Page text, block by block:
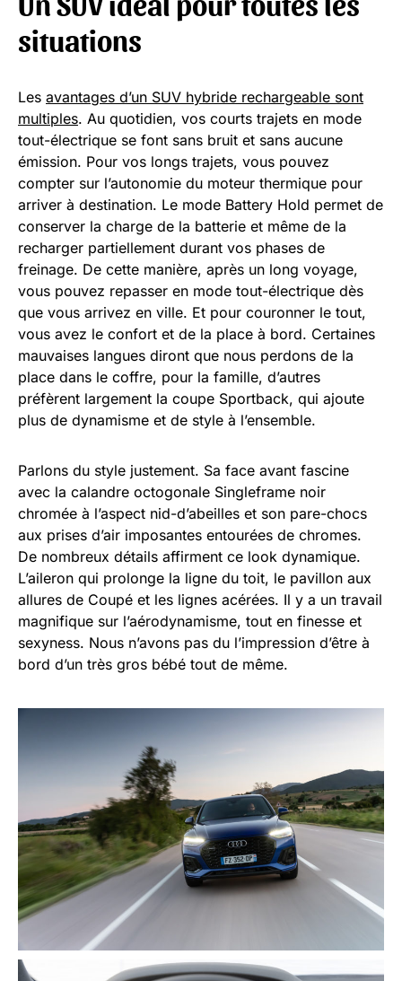
situations
Les avantages d’un SUV hybride rechargeable sont
multiples. Au quotidien, vos courts trajets en mode
tout-électrique se font sans bruit et sans aucune
émission. Pour vos longs trajets, vous pouvez
compter sur l’autonomie du moteur thermique pour
arriver à destination. Le mode Battery Hold permet de
conserver la charge de la batterie et même de la
recharger partiellement durant vos phases de
freinage. De cette manière, après un long voyage,
vous pouvez repasser en mode tout-électrique dès
que vous arrivez en ville. Et pour couronner le tout,
vous avez le confort et de la place à bord. Certaines
mauvaises langues diront que nous perdons de la
place dans le coffre, pour la famille, d’autres
préfèrent largement la coupe Sportback, qui ajoute
plus de dynamisme et de style à l’ensemble.
Parlons du style justement. Sa face avant fascine
avec la calandre octogonale Singleframe noir
chromée à l’aspect nid-d’abeilles et son pare-chocs
aux prises d’air imposantes entourées de chromes.
De nombreux détails affirment ce look dynamique.
L’aileron qui prolonge la ligne du toit, le pavillon aux
allures de Coupé et les lignes acérées. Il y a un travail
magnifique sur l’aérodynamisme, tout en finesse et
sexyness. Nous n’avons pas du l’impression d’être à
bord d’un très gros bébé tout de même.